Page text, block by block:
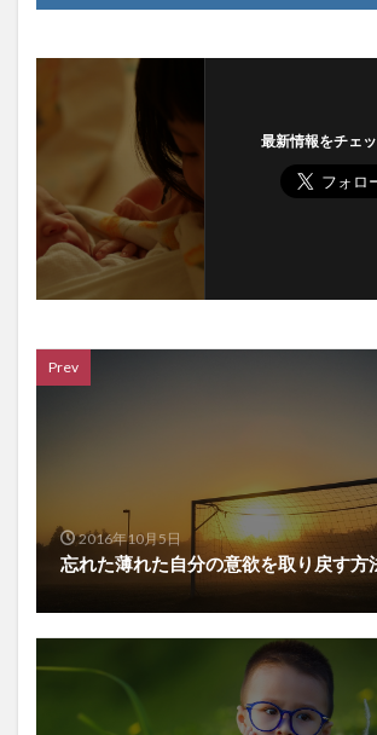
最新情報をチェ
Prev
2016年10月5日
忘れた薄れた自分の意欲を取り戻す方